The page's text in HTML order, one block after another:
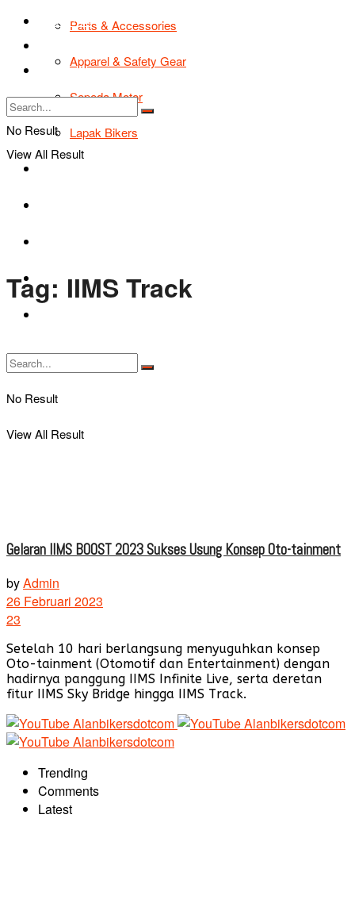
Parts & Accessories
Apparel & Safety Gear
Sepeda Motor
Lapak Bikers
Bikers Cars
No Result
View All Result
TIPS & TRIK
Tentang Kami
No Result
View All Result
Tag: IIMS Track
Gelaran IIMS BOOST 2023 Sukses Usung Konsep Oto-tainment
byAdmin
26 Februari 2023
23
Setelah 10 hari berlangsung menyuguhkan konsep
Oto-tainment (Otomotif dan Entertainment) dengan
hadirnya panggung IIMS Infinite Live, serta deretan
fitur IIMS Sky Bridge hingga IIMS Track.
Trending
Comments
Latest